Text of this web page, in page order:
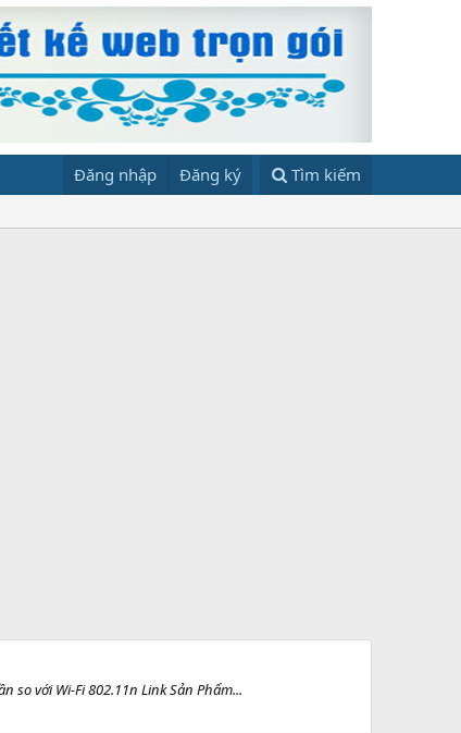
Đăng nhập Đăng ký Tìm kiếm
so với Wi-Fi 802.11n Link Sản Phẩm...